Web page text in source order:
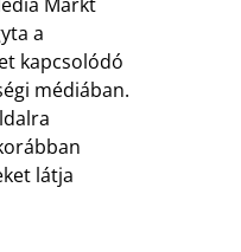
a
kapcsolódó
médiában.
látja